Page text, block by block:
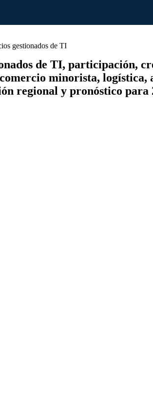
gestionados de TI
de TI, participación,
minorista,
regional y pronóstico para